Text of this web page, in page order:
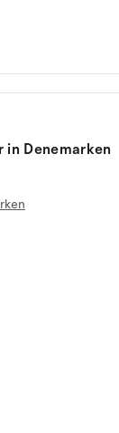
in Denemarken